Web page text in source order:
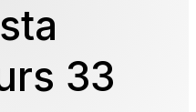
33